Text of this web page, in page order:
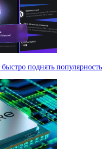
поднять популярность